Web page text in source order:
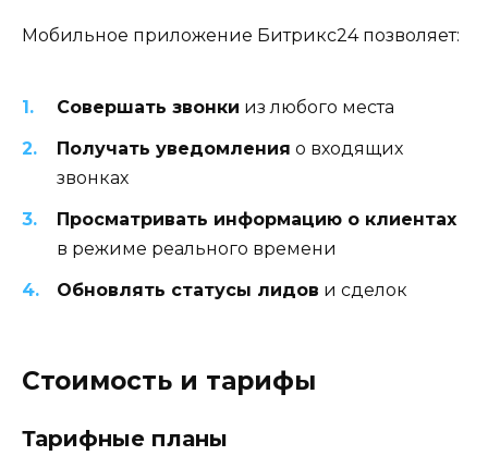
Мобильное приложение Битрикс24 позволяет:
Совершать звонки из любого места
Получать уведомления о входящих
звонках
Просматривать информацию о клиентах
в режиме реального времени
Обновлять статусы лидов и сделок
Стоимость и тарифы
Тарифные планы